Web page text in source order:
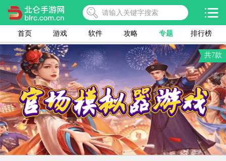
首页 游戏 软件 攻略 专题 排行榜
共7款